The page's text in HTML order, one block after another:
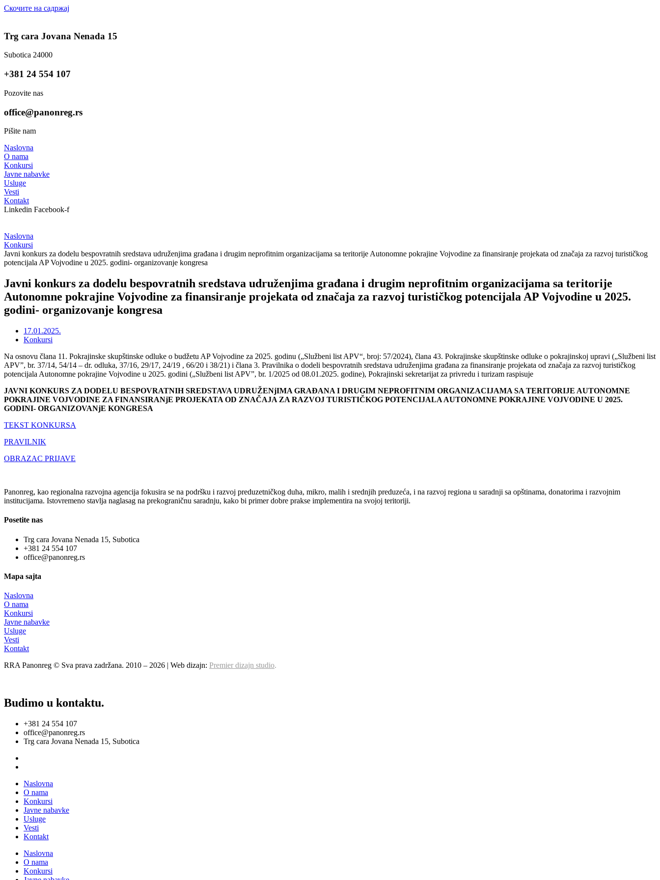
Скочите на садржај
Trg cara Jovana Nenada 15
Subotica 24000
+381 24 554 107
Pozovite nas
office@panonreg.rs
Pišite nam
Naslovna
O nama
Konkursi
Javne nabavke
Usluge
Vesti
Kontakt
Linkedin Facebook-f
Naslovna
Konkursi
Javni konkurs za dodelu bespovratnih sredstava udruženjima građana i drugim neprofitnim organizacijama sa teritorije Autonomne pokrajine Vojvodine za finansiranje projekata od značaja za razvoj turističkog
potencijala AP Vojvodine u 2025. godini- organizovanje kongresa
Javni konkurs za dodelu bespovratnih sredstava udruženjima građana i drugim neprofitnim organizacijama sa teritorije
Autonomne pokrajine Vojvodine za finansiranje projekata od značaja za razvoj turističkog potencijala AP Vojvodine u 2025.
godini- organizovanje kongresa
17.01.2025.
Konkursi
Na osnovu člana 11. Pokrajinske skupštinske odluke o budžetu AP Vojvodine za 2025. godinu („Službeni list APV“, broj: 57/2024), člana 43. Pokrajinske skupštinske odluke o pokrajinskoj upravi („Službeni list
APV”, br. 37/14, 54/14 ‒ dr. odluka, 37/16, 29/17, 24/19 , 66/20 i 38/21) i člana 3. Pravilnika o dodeli bespovratnih sredstava udruženjima građana za finansiranje projekata od značaja za razvoj turističkog
potencijala Autonomne pokrajine Vojvodine u 2025. godini („Službeni list APV”, br. 1/2025 od 08.01.2025. godine), Pokrajinski sekretarijat za privredu i turizam raspisuje
JAVNI KONKURS ZA DODELU BESPOVRATNIH SREDSTAVA UDRUŽENjIMA GRAĐANA I DRUGIM NEPROFITNIM ORGANIZACIJAMA SA TERITORIJE AUTONOMNE
POKRAJINE VOJVODINE ZA FINANSIRANjE PROJEKATA OD ZNAČAJA ZA RAZVOJ TURISTIČKOG POTENCIJALA AUTONOMNE POKRAJINE VOJVODINE U 2025.
GODINI- ORGANIZOVANjE KONGRESA
TEKST KONKURSA
PRAVILNIK
OBRAZAC PRIJAVE
Panonreg, kao regionalna razvojna agencija fokusira se na podršku i razvoj preduzetničkog duha, mikro, malih i srednjih preduzeća, i na razvoj regiona u saradnji sa opštinama, donatorima i razvojnim
institucijama. Istovremeno stavlja naglasag na prekograničnu saradnju, kako bi primer dobre prakse implementira na svojoj teritoriji.
Posetite nas
Trg cara Jovana Nenada 15, Subotica
+381 24 554 107
office@panonreg.rs
Mapa sajta
Naslovna
O nama
Konkursi
Javne nabavke
Usluge
Vesti
Kontakt
RRA Panonreg © Sva prava zadržana. 2010 – 2026 | Web dizajn: Premier dizajn studio.
Budimo u kontaktu.
+381 24 554 107
office@panonreg.rs
Trg cara Jovana Nenada 15, Subotica
Naslovna
O nama
Konkursi
Javne nabavke
Usluge
Vesti
Kontakt
Naslovna
O nama
Konkursi